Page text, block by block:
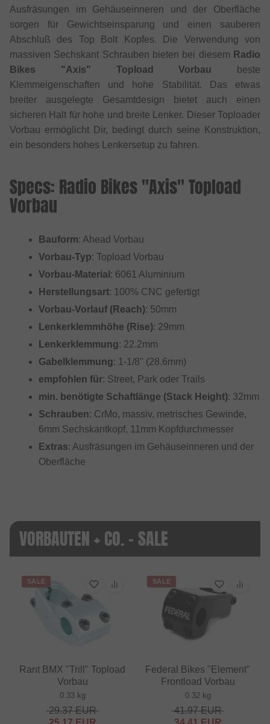
Ausfräsungen im Gehäuseinneren und der Oberfläche
sorgen für Gewichtseinsparung und einen sauberen
Abschluß des Top Bolt Kopfes. Die Verwendung von
massiven Sechskant Schrauben bieten bei diesem Radio
Bikes "Axis" Topload Vorbau beste
Klemmeigenschaften und hohe Stabilität. Das etwas
breiter ausgelegte Gesamtdesign bietet auch einen
sicheren Halt für hohe und breite Lenker. Dieser Toploader
Vorbau ermöglicht Dir, bedingt durch seine Konstruktion,
ein besonders hohes Lenkersetup zu fahren.
Specs: Radio Bikes "Axis" Topload
Vorbau
Bauform: Ahead Vorbau
Vorbau-Typ: Topload Vorbau
Vorbau-Material : 6061 Aluminium
Herstellungsart: 100% CNC gefertigt
Vorbau-Vorlauf (Reach): 50mm
Lenkerklemmhöhe (Rise): 29mm
Lenkerklemmung: 22.2mm
Gabelklemmung: 1-1/8" (28.6mm)
empfohlen für: Street, Park oder Trails
min. benötigte Schaftlänge (Stack Height): 32mm
Schrauben: CrMo, massiv, metrisches Gewinde,
6mm Sechskantkopf, 11mm Kopfdurchmesser
Extras: Ausfräsungen im Gehäuseinneren und der
Oberfläche
VORBAUTEN + CO. - SALE
SALE
Rant BMX "Trill" Topload
Vorbau
0.33 kg
29.37EUR
SALE
Federal Bikes "Element"
Frontload Vorbau
0.32 kg
41.97EUR